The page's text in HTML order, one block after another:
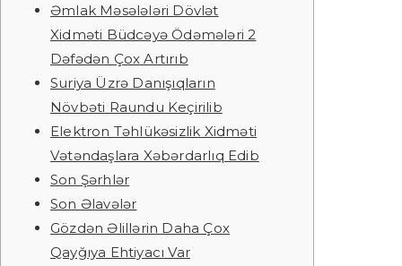
Əmlak Məsələləri Dövlət
Xidməti Büdcəyə Ödəmələri 2
Dəfədən Çox Artırıb
Suriya Üzrə Danışıqların
Növbəti Raundu Keçirilib
Elektron Təhlükəsizlik Xidməti
Vətəndaşlara Xəbərdarlıq Edib
Son Şərhlər
Son Əlavələr
Gözdən Əlillərin Daha Çox
Qayğıya Ehtiyacı Var